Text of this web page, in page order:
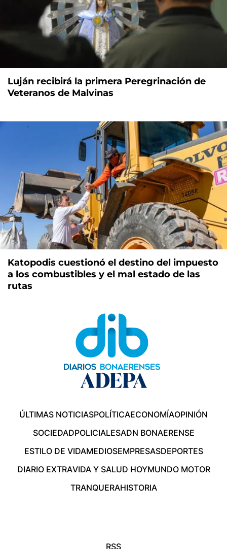
Luján recibirá la primera Peregrinación de
Veteranos de Malvinas
Katopodis cuestionó el destino del impuesto
a los combustibles y el mal estado de las
rutas
ÚLTIMAS NOTICIASPOLÍTICAECONOMÍAOPINIÓN
SOCIEDADPOLICIALESADN BONAERENSE
ESTILO DE VIDAMEDIOSEMPRESASDEPORTES
DIARIO EXTRAVIDA Y SALUD HOYMUNDO MOTOR
TRANQUERAHISTORIA
RSS